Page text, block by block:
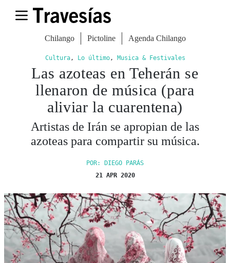
Chilango Pictoline Agenda Chilango
Cultura, Lo último, Musica & Festivales
Las azoteas en Teherán se
llenaron de música (para
aliviar la cuarentena)
Artistas de Irán se apropian de las
azoteas para compartir su música.
POR: DIEGO PARÁS
21 APR 2020